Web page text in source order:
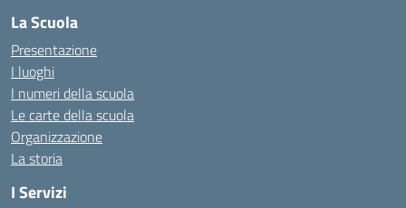
La Scuola
Presentazione
I luoghi
I numeri della scuola
Le carte della scuola
Organizzazione
La storia
I Servizi